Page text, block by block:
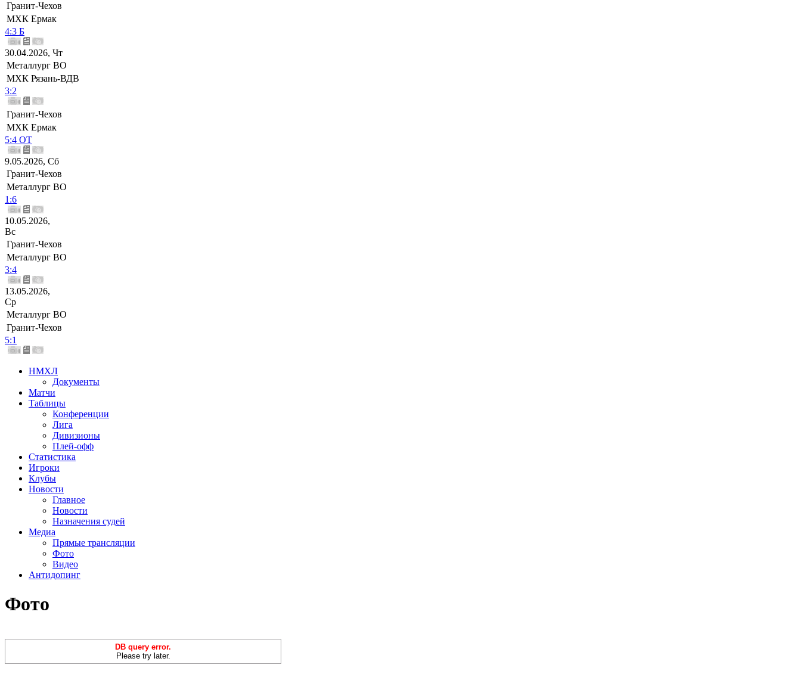
Гранит-Чехов
МХК Ермак
4:3 Б
30.04.2026, Чт
Металлург ВО
МХК Рязань-ВДВ
3:2
Гранит-Чехов
МХК Ермак
5:4 ОТ
9.05.2026, Сб
Гранит-Чехов
Металлург ВО
1:6
10.05.2026,
Вс
Гранит-Чехов
Металлург ВО
3:4
13.05.2026,
Ср
Металлург ВО
Гранит-Чехов
5:1
НМХЛ
Документы
Матчи
Таблицы
Конференции
Лига
Дивизионы
Плей-офф
Статистика
Игроки
Клубы
Новости
Главное
Новости
Назначения судей
Медиа
Прямые трансляции
Фото
Видео
Антидопинг
Фото
DB query error.
Please try later.